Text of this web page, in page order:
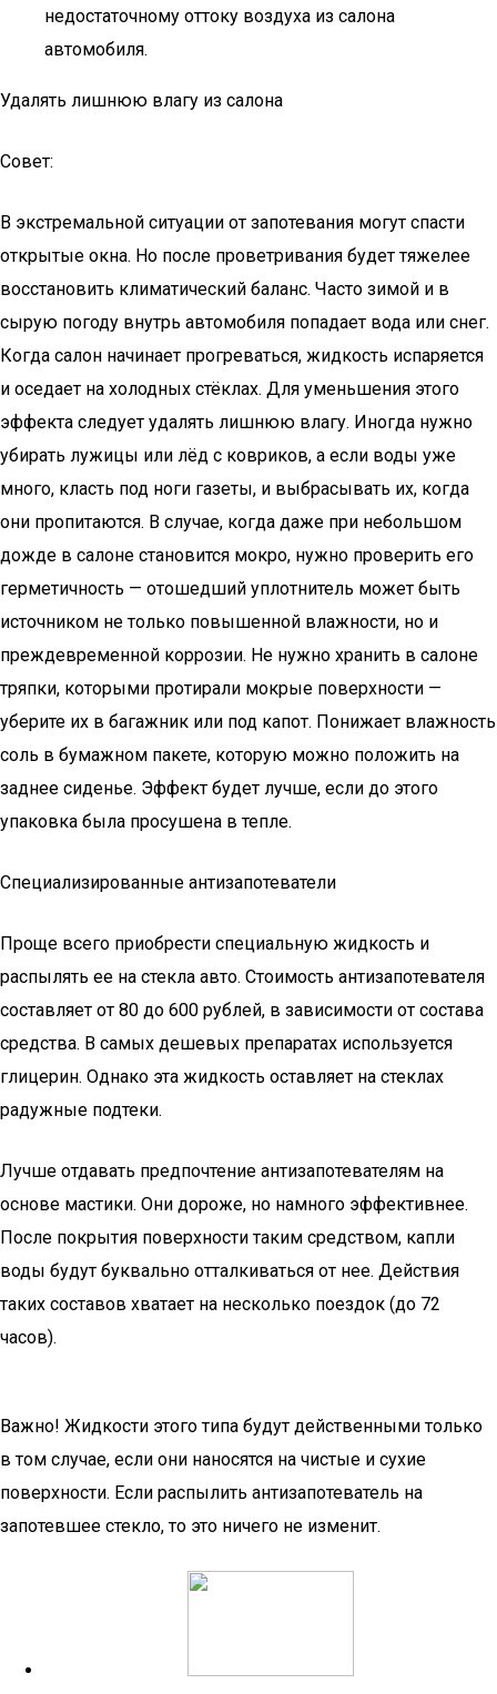
недостаточному оттоку воздуха из салона
автомобиля.
Удалять лишнюю влагу из салона
Совет:
В экстремальной ситуации от запотевания могут спасти
открытые окна. Но после проветривания будет тяжелее
восстановить климатический баланс. Часто зимой и в
сырую погоду внутрь автомобиля попадает вода или снег.
Когда салон начинает прогреваться, жидкость испаряется
и оседает на холодных стёклах. Для уменьшения этого
эффекта следует удалять лишнюю влагу. Иногда нужно
убирать лужицы или лёд с ковриков, а если воды уже
много, класть под ноги газеты, и выбрасывать их, когда
они пропитаются. В случае, когда даже при небольшом
дожде в салоне становится мокро, нужно проверить его
герметичность — отошедший уплотнитель может быть
источником не только повышенной влажности, но и
преждевременной коррозии. Не нужно хранить в салоне
тряпки, которыми протирали мокрые поверхности —
уберите их в багажник или под капот. Понижает влажность
соль в бумажном пакете, которую можно положить на
заднее сиденье. Эффект будет лучше, если до этого
упаковка была просушена в тепле.
Специализированные антизапотеватели
Проще всего приобрести специальную жидкость и
распылять ее на стекла авто. Стоимость антизапотевателя
составляет от 80 до 600 рублей, в зависимости от состава
средства. В самых дешевых препаратах используется
глицерин. Однако эта жидкость оставляет на стеклах
радужные подтеки.
Лучше отдавать предпочтение антизапотевателям на
основе мастики. Они дороже, но намного эффективнее.
После покрытия поверхности таким средством, капли
воды будут буквально отталкиваться от нее. Действия
таких составов хватает на несколько поездок (до 72
часов).
Важно! Жидкости этого типа будут действенными только
в том случае, если они наносятся на чистые и сухие
поверхности. Если распылить антизапотеватель на
запотевшее стекло, то это ничего не изменит.